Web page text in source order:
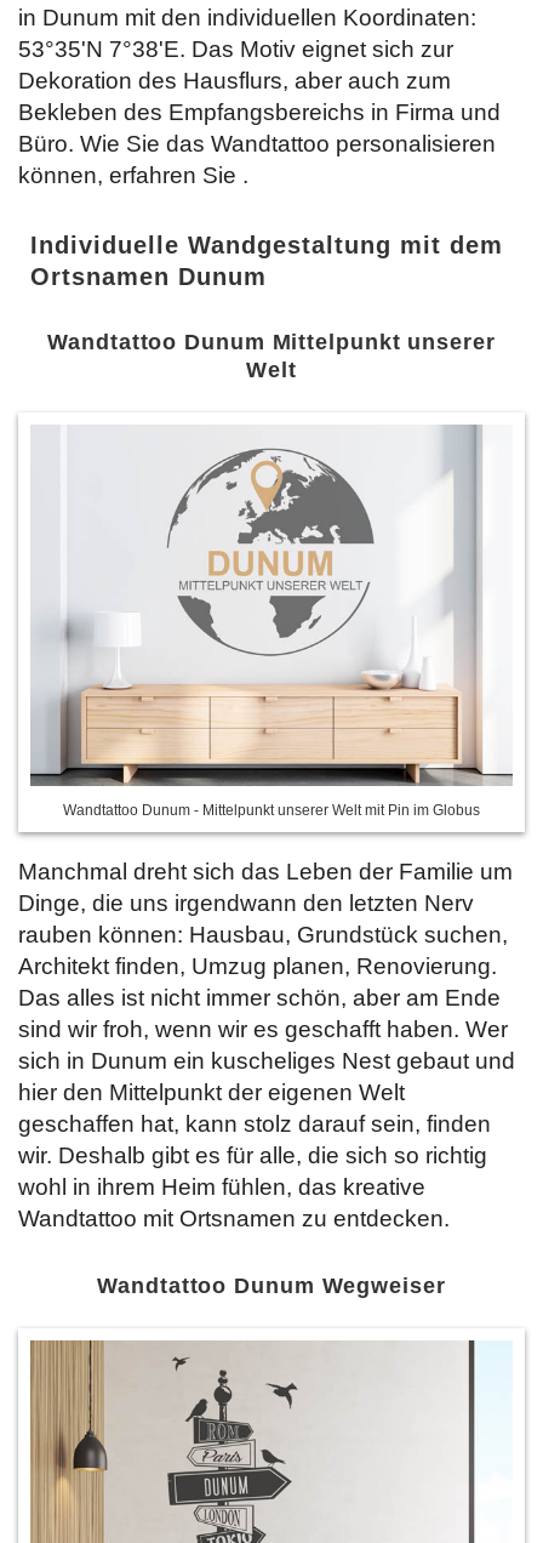
in Dunum mit den individuellen Koordinaten:
53°35'N 7°38'E. Das Motiv eignet sich zur
Dekoration des Hausflurs, aber auch zum
Bekleben des Empfangsbereichs in Firma und
Büro. Wie Sie das Wandtattoo personalisieren
können, erfahren Sie .
Individuelle Wandgestaltung mit dem
Ortsnamen Dunum
Wandtattoo Dunum Mittelpunkt unserer
Welt
Wandtattoo Dunum - Mittelpunkt unserer Welt mit Pin im Globus
Manchmal dreht sich das Leben der Familie um
Dinge, die uns irgendwann den letzten Nerv
rauben können: Hausbau, Grundstück suchen,
Architekt finden, Umzug planen, Renovierung.
Das alles ist nicht immer schön, aber am Ende
sind wir froh, wenn wir es geschafft haben. Wer
sich in Dunum ein kuscheliges Nest gebaut und
hier den Mittelpunkt der eigenen Welt
geschaffen hat, kann stolz darauf sein, finden
wir. Deshalb gibt es für alle, die sich so richtig
wohl in ihrem Heim fühlen, das kreative
Wandtattoo mit Ortsnamen zu entdecken.
Wandtattoo Dunum Wegweiser